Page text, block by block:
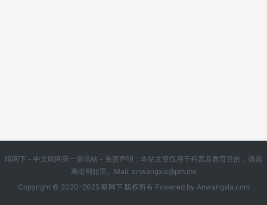
暗网下 - 中文暗网第一资讯站 - 免责声明：本站文章仅用于科普及教育目的，请远
离暗网犯罪。Mail: anwangxia@pm.me
Copyright © 2020-2025 暗网下 版权所有 Powered by Anwangxia.com